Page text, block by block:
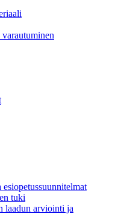
esiopetussuunnitelmat
tuki
laadun arviointi ja